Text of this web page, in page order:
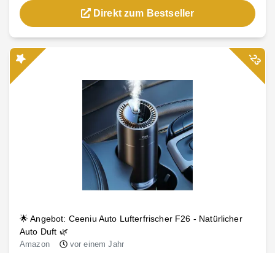
Direkt zum Bestseller
🌟 Angebot: Ceeniu Auto Lufterfrischer F26 - Natürlicher
Auto Duft 🌿
Amazon vor einem Jahr
-23